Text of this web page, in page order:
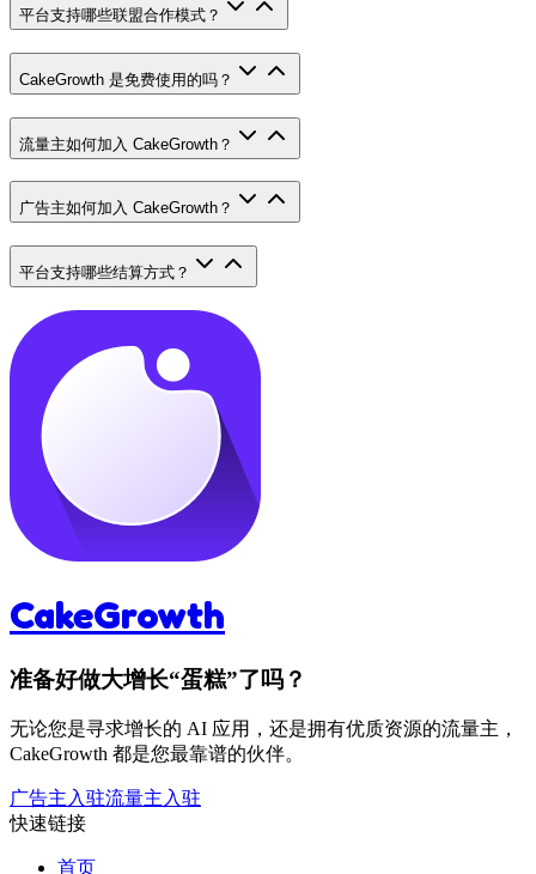
平台支持哪些联盟合作模式？
CakeGrowth 是免费使用的吗？
流量主如何加入 CakeGrowth？
广告主如何加入 CakeGrowth？
平台支持哪些结算方式？
CakeGrowth
准备好做大增长“蛋糕”了吗？
无论您是寻求增长的 AI 应用，还是拥有优质资源的流量主，
CakeGrowth 都是您最靠谱的伙伴。
广告主入驻流量主入驻
快速链接
首页